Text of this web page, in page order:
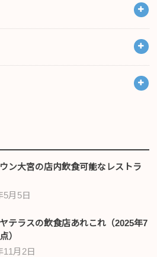
ン大宮の店内飲食可能なレストラ
5月5日
テラスの飲食店あれこれ（2025年7
）
11月2日